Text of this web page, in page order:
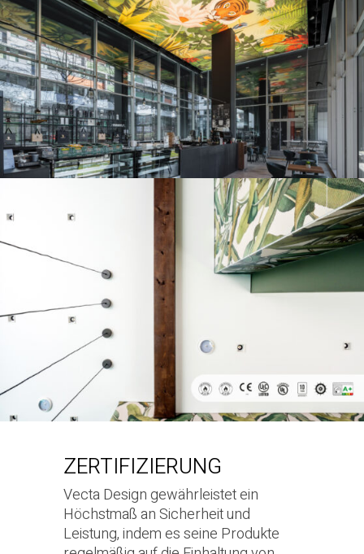
ZERTIFIZIERUNG
Vecta Design gewährleistet ein
Höchstmaß an Sicherheit und
Leistung, indem es seine Produkte